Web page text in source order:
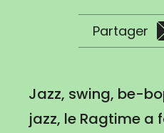
Partager
Jazz, swing, be-
jazz, le Ragtime a